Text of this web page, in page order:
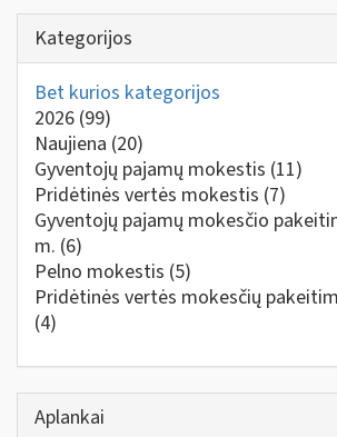
Kategorijos
Bet kurios kategorijos
2026 (99)
Naujiena (20)
Gyventojų pajamų mokestis (11)
Pridėtinės vertės mokestis (7)
Gyventojų pajamų mokesčio
m. (6)
Pelno mokestis (5)
Pridėtinės vertės mokesčių
(4)
Aplankai